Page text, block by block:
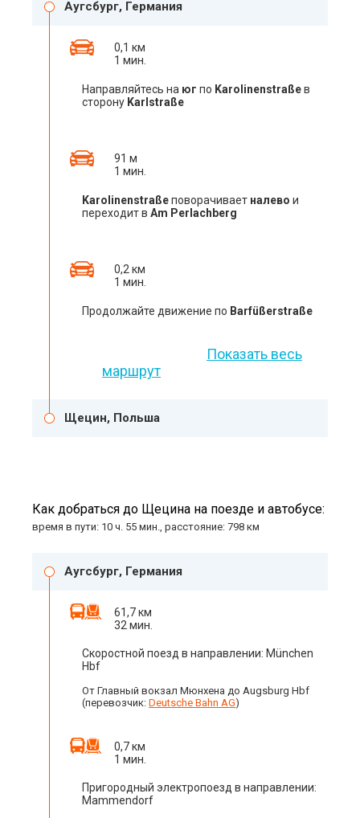
Аугсбург, Германия
0,1 км
1 мин.
Направляйтесь на юг по Karolinenstraßeв
сторону Karlstraße
91 м
1 мин.
Karolinenstraßeповорачивает налево и
переходит в Am Perlachberg
0,2 км
1 мин.
Продолжайте движение по Barfüßerstraße
Показать весь
маршрут
Щецин, Польша
Как добраться до Щецина на поезде и автобусе:
время в пути: 10 ч. 55 мин., расстояние: 798 км
Аугсбург, Германия
61,7 км
32 мин.
Скоростной поезд в направлении: München
Hbf
От Главный вокзал Мюнхена до Augsburg Hbf
(перевозчик: Deutsche Bahn AG)
0,7 км
1 мин.
Пригородный электропоезд в направлении:
Mammendorf